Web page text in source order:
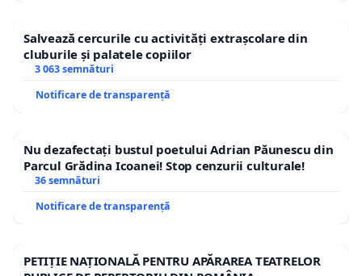
Salvează cercurile cu activități extrașcolare din
cluburile și palatele copiilor
3 063 semnături
Notificare de transparență
Nu dezafectați bustul poetului Adrian Păunescu din
Parcul Grădina Icoanei! Stop cenzurii culturale!
36 semnături
Notificare de transparență
PETIȚIE NAȚIONALĂ PENTRU APĂRAREA TEATRELOR